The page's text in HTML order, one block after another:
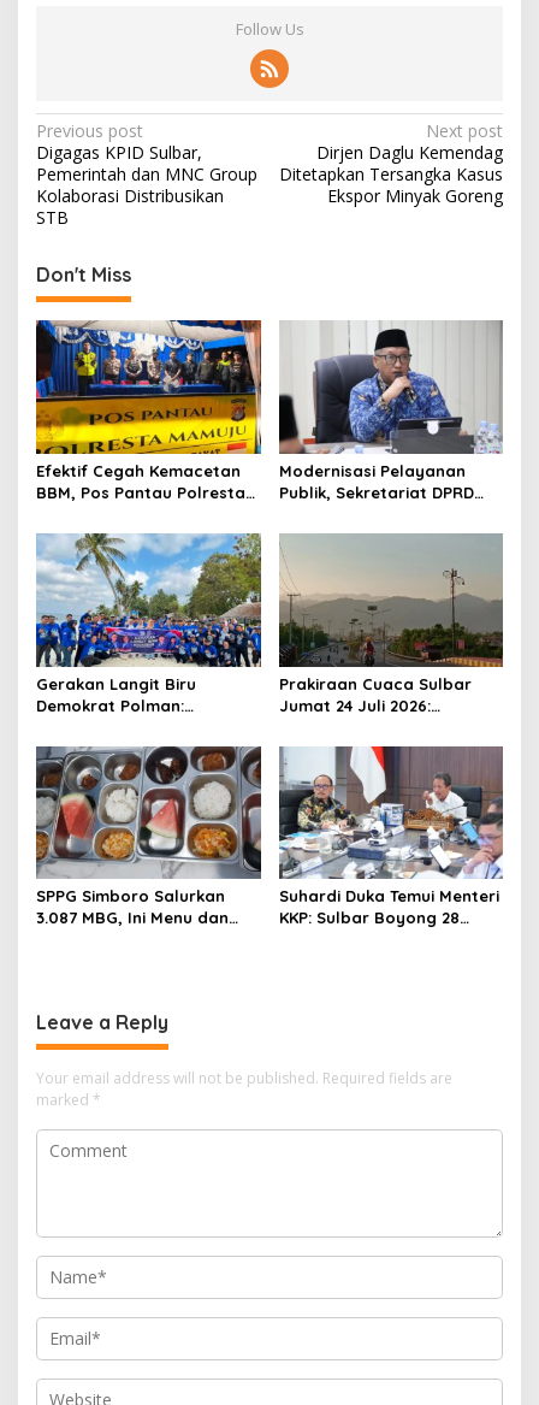
Follow Us
P
o
s
n
a
v
i
g
a
t
i
o
n
Previous post
Digagas KPID Sulbar,
Pemerintah dan MNC Group
Kolaborasi Distribusikan
STB
Next post
Dirjen Daglu Kemendag
Ditetapkan Tersangka Kasus
Ekspor Minyak Goreng
Don't Miss
Efektif Cegah Kemacetan
BBM, Pos Pantau Polresta
SPBU Kali Mamuju
Modernisasi Pelayanan
Publik, Sekretariat DPRD
Luncurkan Aplikasi SIPAKDE
Gerakan Langit Biru
Demokrat Polman:
Kesehatan dan Donor
Darah
Prakiraan Cuaca Sulbar
Jumat 24 Juli 2026:
Daerah Pesisir Cerah
SPPG Simboro Salurkan
3.087 MBG, Ini Menu dan
Suhardi Duka Temui Menteri
KKP: Sulbar Boyong 28
Leave a Reply
Your email address will not be published. Required fields are
marked *